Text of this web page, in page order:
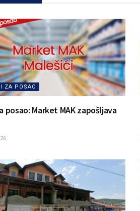
ZA POSAO
posao: Market MAK zapošljava